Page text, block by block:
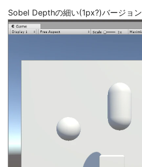
Sobel Depthの細い(1px?)バージョン